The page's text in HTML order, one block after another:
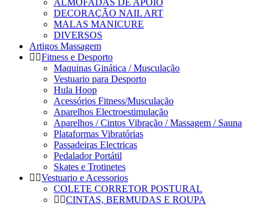
ALMOFADAS DE APOIO
DECORAÇÃO NAIL ART
MALAS MANICURE
DIVERSOS
Artigos Massagem
Fitness e Desporto
Maquinas Ginática / Musculação
Vestuario para Desporto
Hula Hoop
Acessórios Fitness/Musculação
Aparelhos Electroestimulação
Aparelhos / Cintos Vibração / Massagem / Sauna
Plataformas Vibratórias
Passadeiras Electricas
Pedalador Portátil
Skates e Trotinetes
Vestuario e Acessorios
COLETE CORRETOR POSTURAL
CINTAS, BERMUDAS E ROUPA